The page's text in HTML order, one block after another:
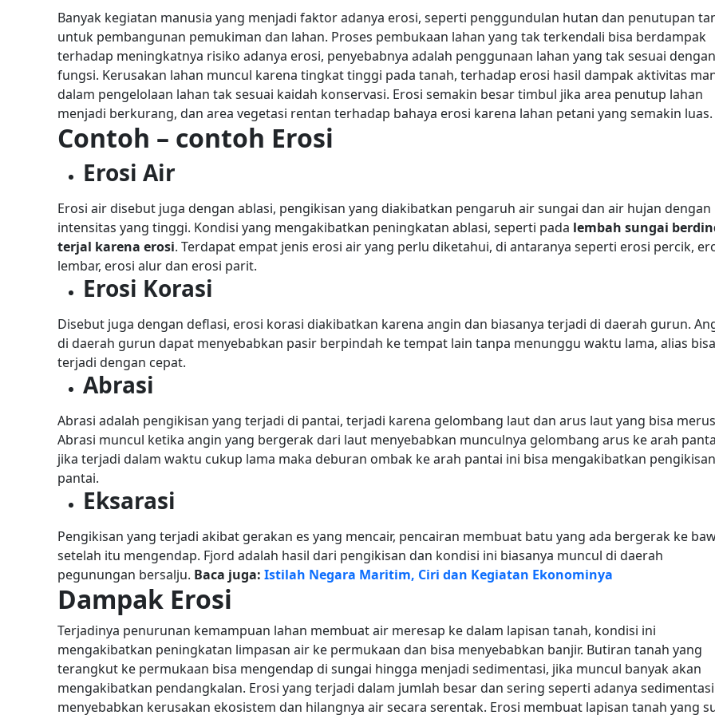
Banyak kegiatan manusia yang menjadi faktor adanya erosi, seperti penggundulan hutan dan penutupan
untuk pembangunan pemukiman dan lahan. Proses pembukaan lahan yang tak terkendali bisa berdampak
terhadap meningkatnya risiko adanya erosi, penyebabnya adalah penggunaan lahan yang tak sesuai dengan
fungsi. Kerusakan lahan muncul karena tingkat tinggi pada tanah, terhadap erosi hasil dampak aktivitas
dalam pengelolaan lahan tak sesuai kaidah konservasi. Erosi semakin besar timbul jika area penutup lahan
menjadi berkurang, dan area vegetasi rentan terhadap bahaya erosi karena lahan petani yang semakin luas.
Contoh – contoh Erosi
Erosi Air
Erosi air disebut juga dengan ablasi, pengikisan yang diakibatkan pengaruh air sungai dan air hujan dengan
intensitas yang tinggi. Kondisi yang mengakibatkan peningkatan ablasi, seperti pada lembah sungai
terjal karena erosi. Terdapat empat jenis erosi air yang perlu diketahui, di antaranya seperti erosi percik,
lembar, erosi alur dan erosi parit.
Erosi Korasi
Disebut juga dengan deflasi, erosi korasi diakibatkan karena angin dan biasanya terjadi di daerah gurun.
di daerah gurun dapat menyebabkan pasir berpindah ke tempat lain tanpa menunggu waktu lama, alias bisa
terjadi dengan cepat.
Abrasi
Abrasi adalah pengikisan yang terjadi di pantai, terjadi karena gelombang laut dan arus laut yang bisa
Abrasi muncul ketika angin yang bergerak dari laut menyebabkan munculnya gelombang arus ke arah
jika terjadi dalam waktu cukup lama maka deburan ombak ke arah pantai ini bisa mengakibatkan pengikisan
pantai.
Eksarasi
Pengikisan yang terjadi akibat gerakan es yang mencair, pencairan membuat batu yang ada bergerak ke
setelah itu mengendap. Fjord adalah hasil dari pengikisan dan kondisi ini biasanya muncul di daerah
pegunungan bersalju. Baca juga: Istilah Negara Maritim, Ciri dan Kegiatan Ekonominya
Dampak Erosi
Terjadinya penurunan kemampuan lahan membuat air meresap ke dalam lapisan tanah, kondisi ini
mengakibatkan peningkatan limpasan air ke permukaan dan bisa menyebabkan banjir. Butiran tanah yang
terangkut ke permukaan bisa mengendap di sungai hingga menjadi sedimentasi, jika muncul banyak akan
mengakibatkan pendangkalan. Erosi yang terjadi dalam jumlah besar dan sering seperti adanya sedimentasi
menyebabkan kerusakan ekosistem dan hilangnya air secara serentak. Erosi membuat lapisan tanah yang